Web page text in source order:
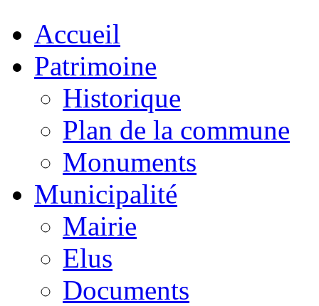
Accueil
Patrimoine
Historique
Plan de la commune
Monuments
Municipalité
Mairie
Elus
Documents